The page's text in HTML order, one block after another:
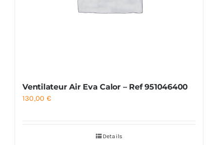
Ventilateur Air Eva Calor – Ref 951046400
130,00 €
Details